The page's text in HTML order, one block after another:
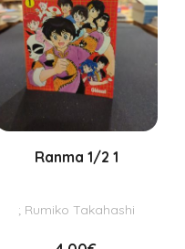
Ranma 1/2 1
; Rumiko Takahashi